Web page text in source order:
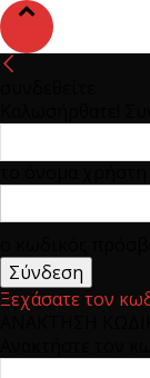
Ξεχάσατε τον